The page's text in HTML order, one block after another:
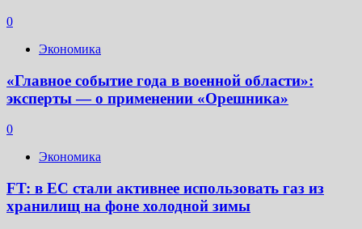
0
Экономика
«Главное событие года в военной области»:
эксперты — о применении «Орешника»
0
Экономика
FT: в ЕС стали активнее использовать газ из
хранилищ на фоне холодной зимы